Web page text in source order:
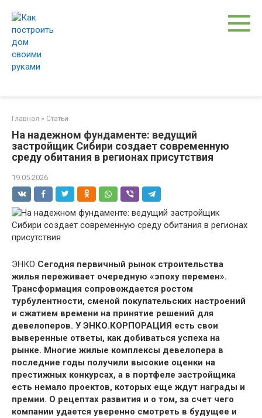
контенту
Главная » Статьи
На надежном фундаменте: ведущий
застройщик Сибири создает современную
среду обитания в регионах присутствия
19.05.2026
ЭНКО Сегодня первичный рынок строительства
жилья переживает очередную «эпоху перемен».
Трансформация сопровождается ростом
турбулентности, сменой покупательских настроений
и сжатием времени на принятие решений для
девелоперов. У ЭНКО.КОРПОРАЦИЯ есть свои
выверенные ответы, как добиваться успеха на
рынке. Многие жилые комплексы девелопера в
последние годы получили высокие оценки на
престижных конкурсах, а в портфеле застройщика
есть немало проектов, которых еще ждут награды и
премии. О рецептах развития и о том, за счет чего
компании удается уверенно смотреть в будущее и